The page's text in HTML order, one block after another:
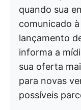
quando sua
comunicado
lançamento
informa a
sua oferta
para novas
possíveis